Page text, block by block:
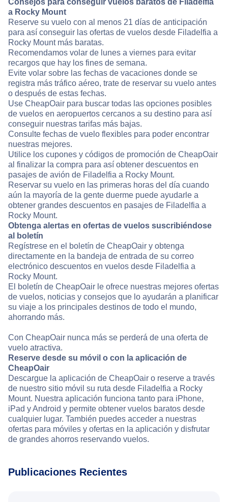
Consejos para conseguir vuelos baratos de Filadelfia
a Rocky Mount
Reserve su vuelo con al menos 21 días de anticipación
para así conseguir las ofertas de vuelos desde Filadelfia a
Rocky Mount más baratas.
Recomendamos volar de lunes a viernes para evitar
recargos que hay los fines de semana.
Evite volar sobre las fechas de vacaciones donde se
registra más tráfico aéreo, trate de reservar su vuelo antes
o después de estas fechas.
Use CheapOair para buscar todas las opciones posibles
de vuelos en aeropuertos cercanos a su destino para así
conseguir nuestras tarifas más bajas.
Consulte fechas de vuelo flexibles para poder encontrar
nuestras mejores.
Utilice los cupones y códigos de promoción de CheapOair
al finalizar la compra para así obtener descuentos en
pasajes de avión de Filadelfia a Rocky Mount.
Reservar su vuelo en las primeras horas del día cuando
aún la mayoría de la gente duerme puede ayudarle a
obtener grandes descuentos en pasajes de Filadelfia a
Rocky Mount.
Obtenga alertas en ofertas de vuelos suscribiéndose
al boletín
Regístrese en el boletín de CheapOair y obtenga
directamente en la bandeja de entrada de su correo
electrónico descuentos en vuelos desde Filadelfia a
Rocky Mount.
El boletín de CheapOair le ofrece nuestras mejores ofertas
de vuelos, noticias y consejos que lo ayudarán a planificar
su viaje a los principales destinos de todo el mundo,
ahorrando más.
Con CheapOair nunca más se perderá de una oferta de
vuelo atractiva.
Reserve desde su móvil o con la aplicación de
CheapOair
Descargue la aplicación de CheapOair o reserve a través
de nuestro sitio móvil su ruta desde Filadelfia a Rocky
Mount. Nuestra aplicación funciona tanto para iPhone,
iPad y Android y permite obtener vuelos baratos desde
cualquier lugar. También puedes acceder a nuestras
ofertas para móviles y ofertas en la aplicación y disfrutar
de grandes ahorros reservando vuelos.
Publicaciones Recientes